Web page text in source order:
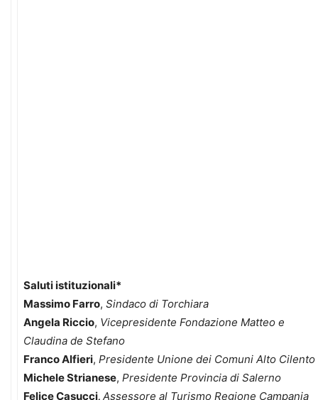
Saluti istituzionali*
Massimo Farro, Sindaco di Torchiara
Angela Riccio, Vicepresidente Fondazione Matteo e
Claudina de Stefano
Franco Alfieri, Presidente Unione dei Comuni Alto Cilento
Michele Strianese, Presidente Provincia di Salerno
Felice Casucci, Assessore al Turismo Regione Campania